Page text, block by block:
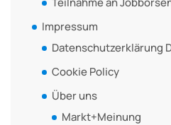
Impressum
Datenschutzerklärung
Cookie Policy
Über uns
Markt+Meinung